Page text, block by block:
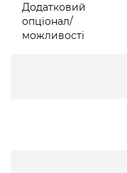
Додатковий
опціонал/
можливості